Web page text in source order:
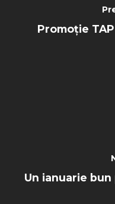
Promoție
Un ianuarie